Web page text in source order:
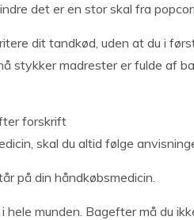
det er en stor skal fra
dit tandkød, uden at du i
stykker madrester er fulde af
forskrift
skal du altid følge
på din håndkøbsmedicin.
hele munden. Bagefter må du